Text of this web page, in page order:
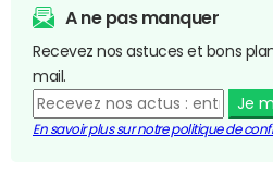
A ne pas manquer
Recevez nos astuces et bons
mail.
Je
En savoir plus sur notre politique de